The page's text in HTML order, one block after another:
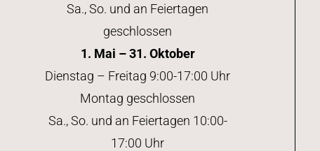
Sa., So. und an Feiertagen
geschlossen
1. Mai – 31. Oktober
Dienstag – Freitag 9:00-17:00 Uhr
Montag geschlossen
Sa., So. und an Feiertagen 10:00-
17:00 Uhr